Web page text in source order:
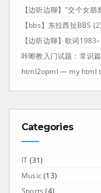
【边听边聊】"交个女
【bbs】东拉西扯BBS (2)
【边听边聊】歌词
咔嚓教入门试题：常识篇
html2opml — my html
Categories
IT (31)
Music (13)
Sports (4)